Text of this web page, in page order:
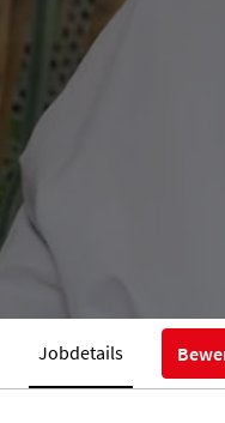
Jobdetails